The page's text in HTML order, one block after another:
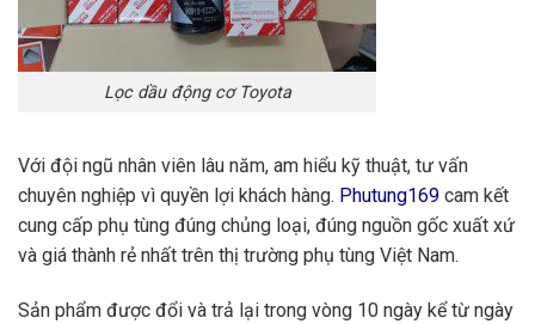
Lọc dầu động cơ Toyota
Với đội ngũ nhân viên lâu năm, am hiểu kỹ thuật, tư vấn
chuyên nghiệp vì quyền lợi khách hàng. Phutung169 cam kết
cung cấp phụ tùng đúng chủng loại, đúng nguồn gốc xuất xứ
và giá thành rẻ nhất trên thị trường phụ tùng Việt Nam.
Sản phẩm được đổi và trả lại trong vòng 10 ngày kể từ ngày